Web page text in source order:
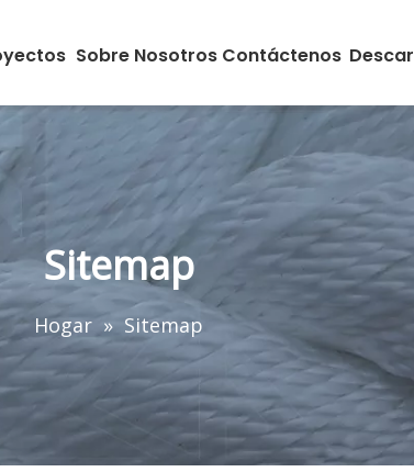
Sobre Nosotros Contáctenos
Sitemap
Hogar » Sitemap